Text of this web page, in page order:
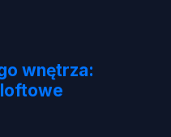
wnętrza: